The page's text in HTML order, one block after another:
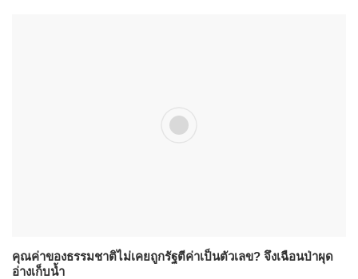
คุณค่าของธรรมชาติไม่เคยถูกรัฐตีค่าเป็นตัวเลข? จึงเฉือนป่าผุด
อ่างเก็บน้ำ